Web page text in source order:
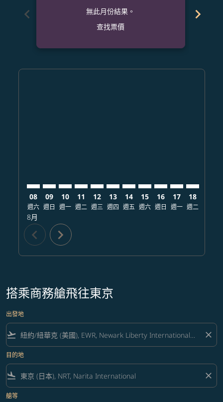
chevron_left
無此月份結果。
查找票價
chevron_right
08
週六
8月
09
週日
10
週一
11
週二
12
週三
13
週四
14
週五
15
週六
16
週日
17
週一
18
週二
chevron_left chevron_right
搭乘商務艙飛往東京
出發地
flight_takeoff close
目的地
flight_land close
艙等